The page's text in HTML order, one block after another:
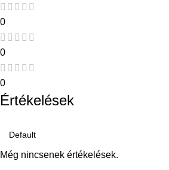
0
0
0
Értékelések
Még nincsenek értékelések.